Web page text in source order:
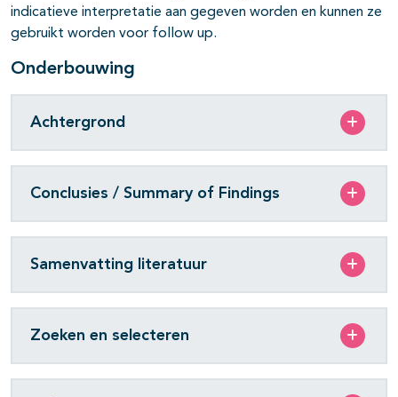
indicatieve interpretatie aan gegeven worden en kunnen ze
gebruikt worden voor follow up.
Onderbouwing
Achtergrond
Conclusies / Summary of Findings
Samenvatting literatuur
Zoeken en selecteren